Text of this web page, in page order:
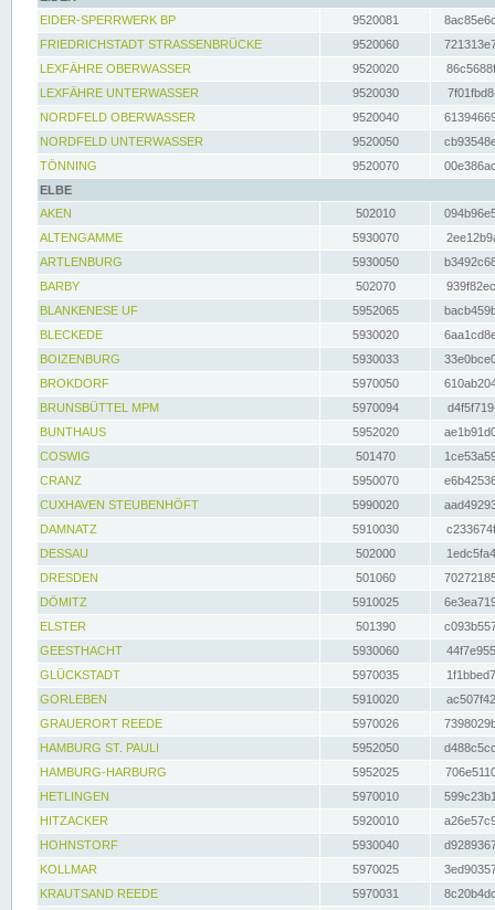
EIDER-SPERRWERK BP
9520081
FRIEDRICHSTADT STRASSENBRÜCKE
9520060
LEXFÄHRE OBERWASSER
9520020
LEXFÄHRE UNTERWASSER
9520030
NORDFELD OBERWASSER
9520040
NORDFELD UNTERWASSER
9520050
TÖNNING
9520070
ELBE
AKEN
502010
ALTENGAMME
5930070
ARTLENBURG
5930050
BARBY
502070
BLANKENESE UF
5952065
BLECKEDE
5930020
BOIZENBURG
5930033
BROKDORF
5970050
BRUNSBÜTTEL MPM
5970094
BUNTHAUS
5952020
COSWIG
501470
CRANZ
5950070
CUXHAVEN STEUBENHÖFT
5990020
DAMNATZ
5910030
DESSAU
502000
DRESDEN
501060
DÖMITZ
5910025
ELSTER
501390
GEESTHACHT
5930060
GLÜCKSTADT
5970035
GORLEBEN
5910020
GRAUERORT REEDE
5970026
HAMBURG ST. PAULI
5952050
HAMBURG-HARBURG
5952025
HETLINGEN
5970010
HITZACKER
5920010
HOHNSTORF
5930040
KOLLMAR
5970025
KRAUTSAND REEDE
5970031